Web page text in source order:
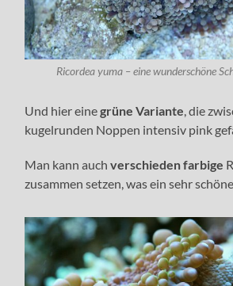
Ricordea yuma – eine wunderschöne
Und hier einegrüne Variante , die
kugelrunden Noppen intensiv pink
Man kann auchverschieden farbige
zusammen setzen, was ein sehr